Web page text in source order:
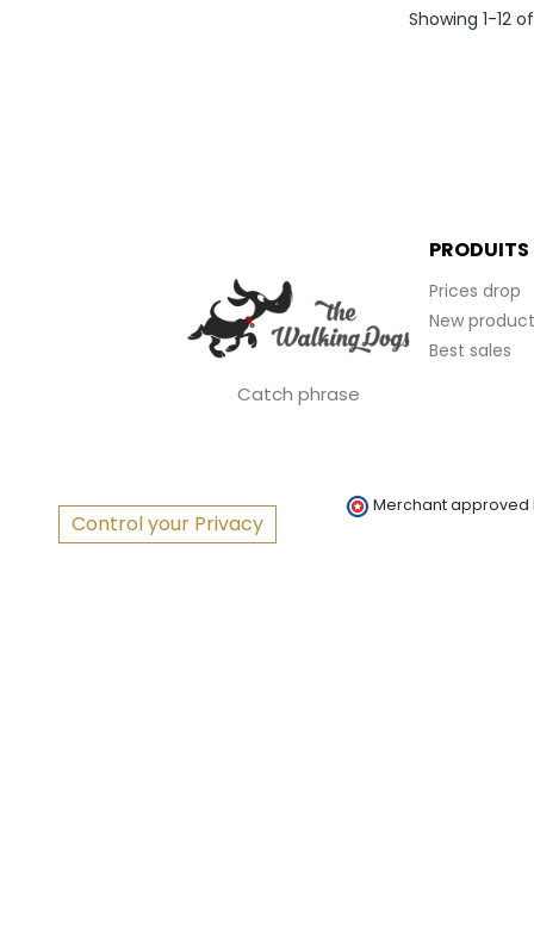
Showing 1-12
Catch phrase
PRODUITS
Prices drop
New
Best sales
Control your Privacy
Merchant approved